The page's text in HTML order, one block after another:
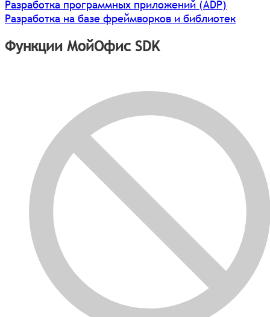
Разработка программных приложений (ADP)
Разработка на базе фреймворков и библиотек
Функции МойОфис SDK